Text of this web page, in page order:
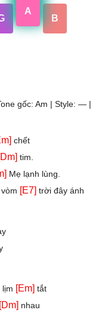
A
B
gốc: Am | Style: — |
chết
tim.
Mẹ lạnh lùng.
[E7] trời đây ánh
lịm [Em] tắt
[Dm] nhau